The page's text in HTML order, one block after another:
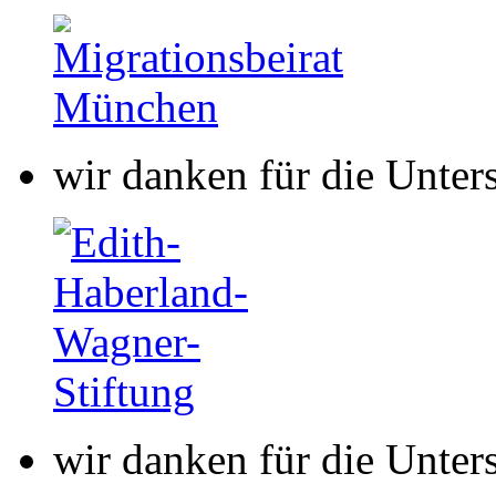
wir danken für die
wir danken für die